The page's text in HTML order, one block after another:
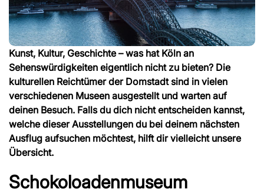
Kunst, Kultur, Geschichte – was hat Köln an
Sehenswürdigkeiten eigentlich nicht zu bieten? Die
kulturellen Reichtümer der Domstadt sind in vielen
verschiedenen Museen ausgestellt und warten auf
deinen Besuch. Falls du dich nicht entscheiden kannst,
welche dieser Ausstellungen du bei deinem nächsten
Ausflug aufsuchen möchtest, hilft dir vielleicht unsere
Übersicht.
Schokoloadenmuseum